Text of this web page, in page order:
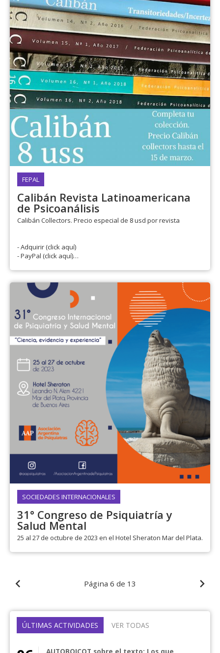
FEPAL
Calibán Revista Latinoamericana
de Psicoanálisis
Calibán Collectors. Precio especial de 8 usd por revista
- Adquirir (click aquí)
- PayPal (click aquí)
SOCIEDADES INTERNACIONALES
31° Congreso de Psiquiatría y
Salud Mental
25 al 27 de octubre de 2023 en el Hotel Sheraton Mar del Plata.
Página 6 de 13
ÚLTIMAS ACTIVIDADES VER TODAS
AUTOBOICOT sobre el texto: Los que